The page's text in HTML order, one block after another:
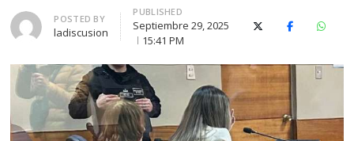
Author
POSTED BY
ladiscusion
PUBLISHED
Septiembre 29, 2025
15:41 PM
X (Twitter)Facebook